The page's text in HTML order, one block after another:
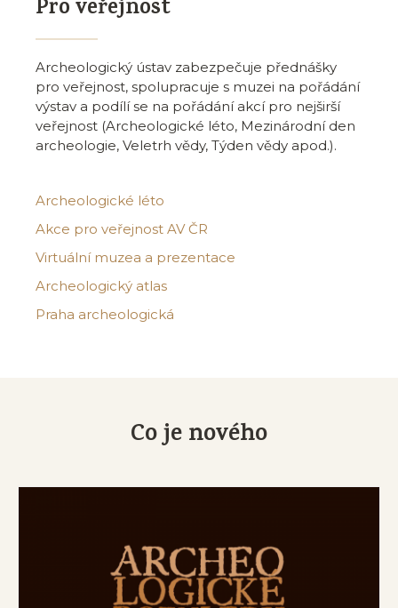
Pro veřejnost
Archeologický ústav zabezpečuje přednášky
pro veřejnost, spolupracuje s muzei na pořádání
výstav a podílí se na pořádání akcí pro nejširší
veřejnost (Archeologické léto, Mezinárodní den
archeologie, Veletrh vědy, Týden vědy apod.).
Archeologické léto
Akce pro veřejnost AV ČR
Virtuální muzea a prezentace
Archeologický atlas
Praha archeologická
Co je nového